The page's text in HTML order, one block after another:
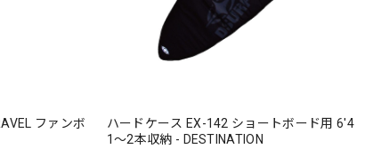
ファンボ
ハードケース EX-142 ショートボード用 6'4
1〜2本収納 - DESTINATION